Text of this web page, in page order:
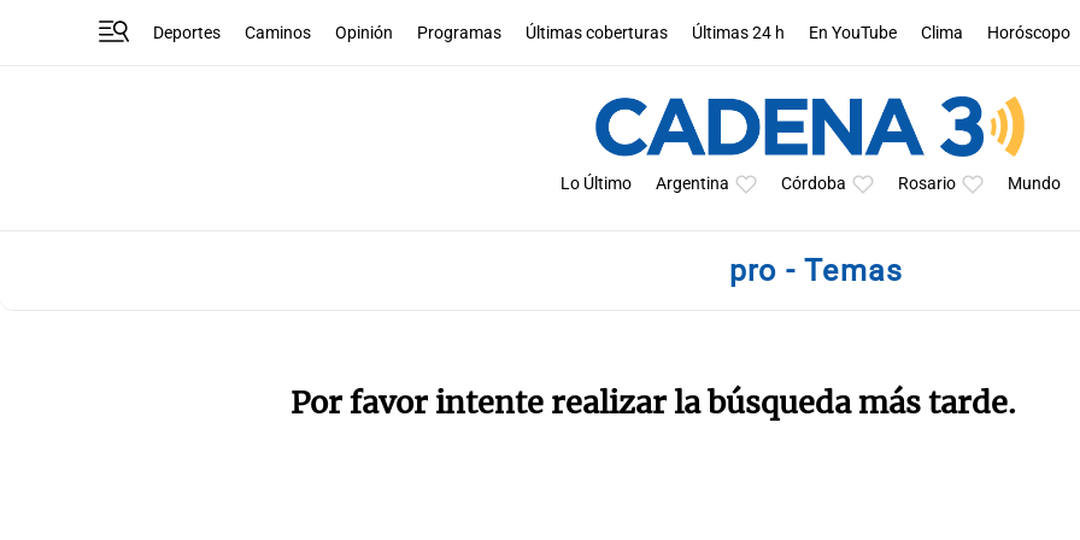
Deportes Caminos Opinión Programas Últimas coberturas Últimas 24 h En YouTube Clima Horóscopo
Lo Último Argentina Córdoba Rosario Mundo
pro - Temas
Por favor intente realizar la búsqueda más tarde.